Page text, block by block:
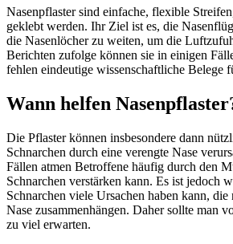
Nasenpflaster sind einfache, flexible
geklebt werden. Ihr Ziel ist es, die
die Nasenlöcher zu weiten, um die
Berichten zufolge können sie in einigen
fehlen eindeutige wissenschaftliche Belege
Wann helfen
Die Pflaster können insbesondere dann
Schnarchen durch eine verengte Nase
Fällen atmen Betroffene häufig durch den
Schnarchen verstärken kann. Es ist jedoch
Schnarchen viele Ursachen haben kann,
Nase zusammenhängen. Daher sollte man
zu viel erwarten.